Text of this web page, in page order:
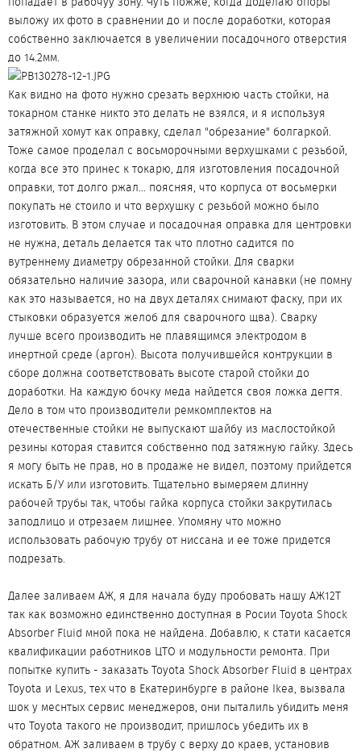
выложу их фото в сравнении до и после доработки, которая
собственно заключается в увеличении посадочного отверстия
до 14.2мм.
Как видно на фото нужно срезать верхнюю часть стойки, на
токарном станке никто это делать не взялся, и я используя
затяжной хомут как оправку, сделал "обрезание" болгаркой.
Тоже самое проделал с восьморочными верхушками с резьбой,
когда все это принес к токарю, для изготовления посадочной
оправки, тот долго ржал... поясняя, что корпуса от восьмерки
покупать не стоило и что верхушку с резьбой можно было
изготовить. В этом случае и посадочная оправка для центровки
не нужна, деталь делается так что плотно садится по
вутреннему диаметру обрезанной стойки. Для сварки
обязательно наличие зазора, или сварочной канавки (не помну
как это называется, но на двух деталях снимают фаску, при их
стыковки образуется желоб для сварочного щва). Сварку
лучше всего производить не плавящимся электродом в
инертной среде (аргон). Высота получившейся контрукции в
сборе должна соответствовать высоте старой стойки до
доработки. На каждую бочку меда найдется своя ложка дегтя.
Дело в том что производители ремкомплектов на
отечественные стойки не выпускают шайбу из маслостойкой
резины которая ставится собственно под затяжную гайку. Здесь
я могу быть не прав, но в продаже не видел, поэтому прийдется
искать Б/У или изготовить. Тщательно вымеряем длинну
рабочей трубы так, чтобы гайка корпуса стойки закрутилась
заподлицо и отрезаем лишнее. Упомяну что можно
использовать рабочую трубу от ниссана и ее тоже придется
подрезать.
Далее заливаем АЖ, я для начала буду пробовать нашу АЖ12Т
так как возможно единственно доступная в Росии Toyota Shock
Absorber Fluid мной пока не найдена. Добавлю, к стати касается
квалификации работников ЦТО и модульности ремонта. При
попытке купить - заказать Toyota Shock Absorber Fluid в центрах
Toyota и Lexus, тех что в Екатеринбурге в районе Ikea, вызвала
шок у меснтых сервис менеджеров, они пыталиль убидить меня
что Toyota такого не производит, пришлось убедить их в
обратном. АЖ заливаем в трубу с верху до краев, установив